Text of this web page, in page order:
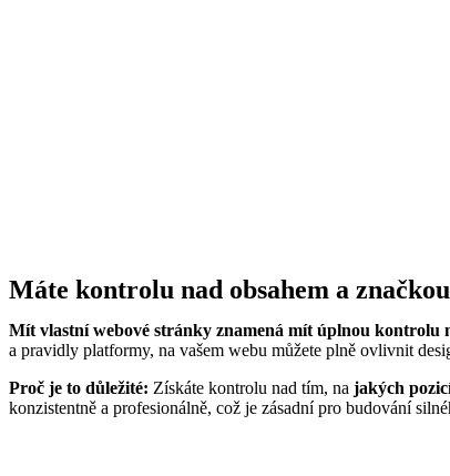
Máte kontrolu nad obsahem a značkou
Mít vlastní webové stránky znamená mít úplnou kontrolu
a pravidly platformy, na vašem webu můžete plně ovlivnit
Proč je to důležité: Získáte kontrolu nad tím, na jakých
konzistentně a profesionálně, což je zásadní pro budování